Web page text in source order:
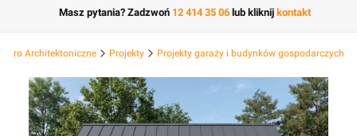
Masz pytania? Zadzwoń 12 414 35 06 lub kliknij kontakt
Architektoniczne Projekty Projekty garaży i budynków gospodarczych